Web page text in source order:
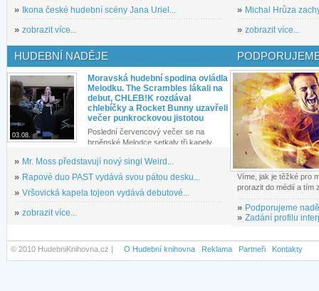
» Ikona české hudební scény Jana Uriel...
» zobrazit více...
» Michal Hrůza
» zobrazit více...
HUDEBNÍ NADĚJE
03.08.
Moravská hudební spodina ovládla
Melodku. The Scrambles lákali na
debut, CHLEB!K rozdával
chlebíčky a Rocket Bunny uzavřeli
večer punkrockovou jistotou
Poslední červencový večer se na
brněnské Melodce setkaly tři kapely...
» Mr. Moss představují nový singl Weird...
» Rapové duo PAST vydává svou pátou desku...
» Vršovická kapela tojeon vydává debutové...
» zobrazit více...
Víme, jak je těžké pro
prorazit do médií a tím
» Podporujeme
» Zadání profilu
© 2010 HudebniKnihovna.cz | O Hudební knihovna Reklama Partneři Kontakty